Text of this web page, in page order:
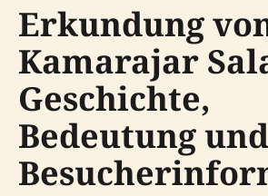
Erkundung
Kamarajar
Geschichte,
Bedeutung und